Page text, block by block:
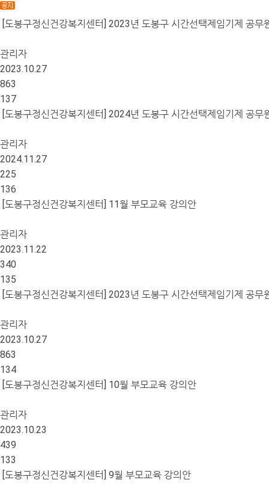
[도봉구정신건강복지센터] 2023년 도봉구 시간선택제임기제 공무
관리자
2023.10.27
863
137
[도봉구정신건강복지센터] 2024년 도봉구 시간선택제임기제 공무
관리자
2024.11.27
225
136
[도봉구정신건강복지센터] 11월 부모교육 강의안
관리자
2023.11.22
340
135
[도봉구정신건강복지센터] 2023년 도봉구 시간선택제임기제 공무
관리자
2023.10.27
863
134
[도봉구정신건강복지센터] 10월 부모교육 강의안
관리자
2023.10.23
439
133
[도봉구정신건강복지센터] 9월 부모교육 강의안